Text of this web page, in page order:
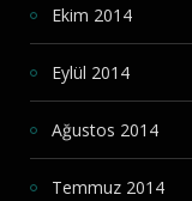
Ekim 2014
Eylül 2014
Ağustos 2014
Temmuz 2014